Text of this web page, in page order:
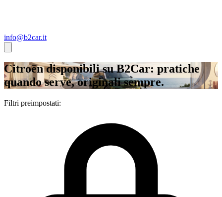
info@b2car.it
Citroën disponibili su B2Car: pratiche
quando serve, originali sempre.
Filtri preimpostati: